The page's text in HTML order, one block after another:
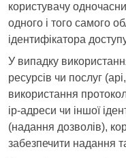
користувачу
одного і того самого
ідентифікатора
У випадку
ресурсів чи послуг
використання
ip-адреси чи іншої
(надання дозволів),
забезпечити надання